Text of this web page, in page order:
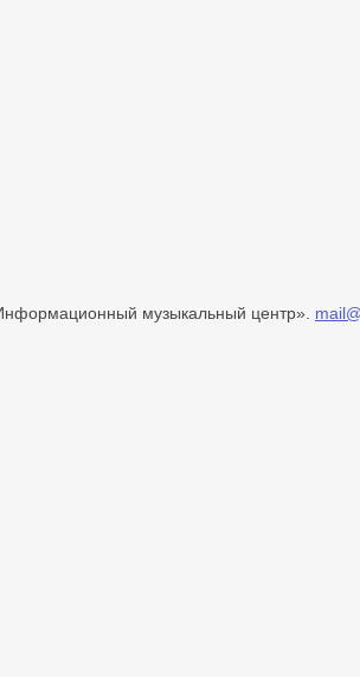
музыкальный центр».